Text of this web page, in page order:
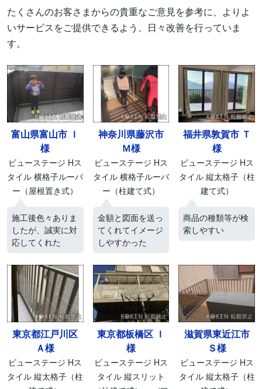
たくさんのお客さまからの貴重なご意見を参考に、よりよ
いサービスをご提供できるよう、日々改善を行っていま
す。
富山県富山市 Ｉ
様
ビューステージ Hス
タイル 横格子ルーバ
ー（屋根置き式）
施工後色々ありま
したが、誠実に対
応してくれた
神奈川県藤沢市
Ｍ様
ビューステージ Hス
タイル 横格子ルーバ
ー（柱建て式）
金額と図面を送っ
てくれてイメージ
しやすかった
福井県敦賀市 Ｔ
様
ビューステージ Hス
タイル 縦太格子（柱
建て式）
商品の種類等が検
索しやすい
東京都江戸川区
Ａ様
ビューステージ Hス
タイル 縦太格子（柱
東京都板橋区 Ｉ
様
ビューステージ Hス
タイル 縦スリット
滋賀県東近江市
Ｓ様
ビューステージ Hス
タイル 縦太格子（柱